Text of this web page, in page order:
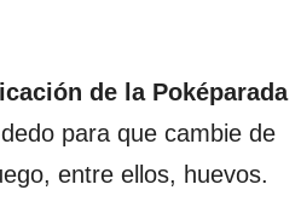
de la Poképarada
para que cambie de
entre ellos, huevos.